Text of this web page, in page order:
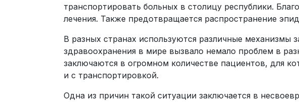
транспортировать больных в столицу республики.
лечения. Также предотвращается распространение
В разных странах используются различные механизмы
здравоохранения в мире вызвало немало проблем в
заключаются в огромном количестве пациентов, для
и с транспортировкой.
Одна из причин такой ситуации заключается в